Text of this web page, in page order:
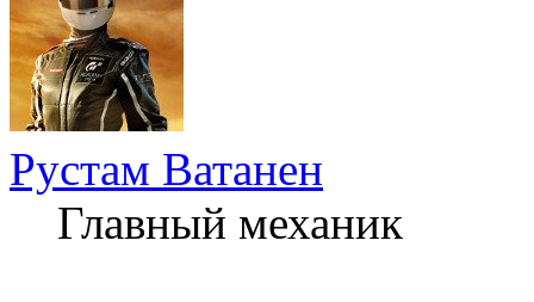
Рустам Ватанен
Главный механик